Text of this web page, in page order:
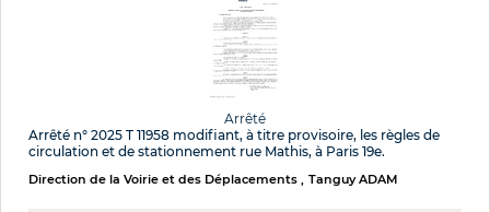
Arrêté
Arrêté n° 2025 T 11958 modifiant, à titre provisoire, les règles de
circulation et de stationnement rue Mathis, à Paris 19e.
Direction de la Voirie et des Déplacements Tanguy ADAM